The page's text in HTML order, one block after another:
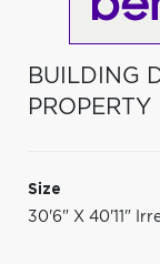
BUILDING
Size
30'6" X 40'11"